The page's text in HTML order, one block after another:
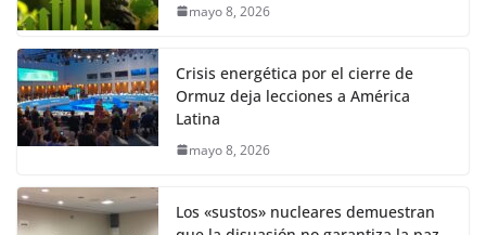
mayo 8, 2026
Crisis energética por el cierre de
Ormuz deja lecciones a América
Latina
mayo 8, 2026
Los «sustos» nucleares demuestran